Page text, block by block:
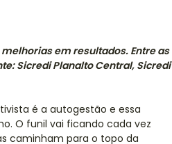
em resultados. Entre as
Sicredi Planalto Central, Sicredi
é a autogestão e essa
O funil vai ficando cada vez
caminham para o topo da